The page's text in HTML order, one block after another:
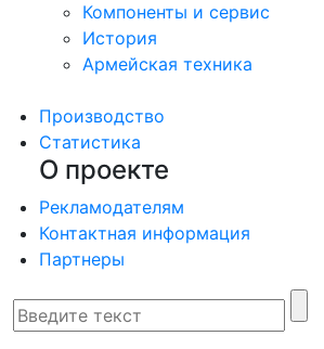
Компоненты и сервис
История
Армейская техника
Производство
Статистика
О проекте
Рекламодателям
Контактная информация
Партнеры